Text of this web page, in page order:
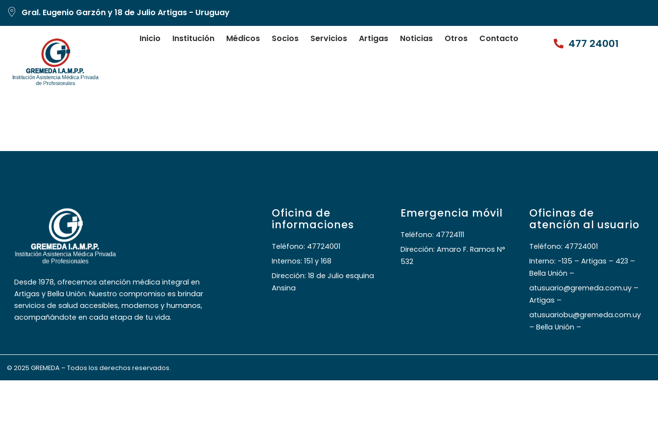
Gral. Eugenio Garzón y 18 de Julio Artigas - Uruguay
Inicio Institución Médicos Socios Servicios Artigas Noticias Otros Contacto 477 24001
Desde 1978, ofrecemos atención médica integral en
Artigas y Bella Unión. Nuestro compromiso es brindar
servicios de salud accesibles, modernos y humanos,
acompañándote en cada etapa de tu vida.
Oficina de
informaciones
Teléfono: 47724001
Internos: 151 y 168
Dirección: 18 de Julio esquina
Ansina
Emergencia móvil
Teléfono: 47724111
Dirección: Amaro F. Ramos N°
532
Oficinas de
atención al usuario
Teléfono: 47724001
Interno: -135 – Artigas – 423 –
Bella Unión –
atusuario@gremeda.com.uy –
Artigas –
atusuariobu@gremeda.com.uy
– Bella Unión –
© 2025 GREMEDA – Todos los derechos reservados.